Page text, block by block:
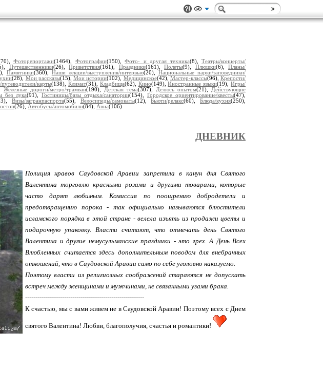
Фоторепортажи(1464), Фотографии(150), Фото- и другая техника(8), Театры/концерты/
Путешественники(26),Приветствия(161), Праздники(161),Полеты(9), Плюшки(6),Планы/
Памятники(360), Наши лекции/выступления/интервью(20), Национальные парки/заповедники/
(28), Мои рассказы(15), Мои истории(102), Медицинское(42), Мастер-классы(96), Крепости/
карты(138),Климат(31), Кладбища(62), Кино(149),Иностранные языки(19),Игры/
Железные дороги/метро/трамваи(190), Детская тема(307), Делюсь опытом(21), Действующие
без лука(91), Гостиницы/базы отдыха/санатории(154), Городское ориентирование/квесты(47),
Визы/загранпаспорта(55), Велосипеды/самокаты(12),Бьюти/релакс(60), Блюда/кухня(250),
(26), Автобусы/автомобили(84), Авиа(106)
ДНЕВНИК
Полиция нравов Саудовской Аравии запретила в канун дня Святого
Валентина торговлю красными розами и другими товарами, которые
часто дарят любимым. Комиссия по поощрению добродетели и
предотвращению порока - так официально называются блюстители
исламского порядка в этой стране - велела изъять из продажи цветы и
подарочную упаковку. Власти считают, что отмечать день Святого
Валентина и другие немусульманские праздники - это грех. А День Всех
Влюбленных считается здесь дополнительным поводом для внебрачных
отношений, что в Саудовской Аравии само по себе уголовно наказуемо.
Поэтому власти из религиозных соображений стараются не допускать
встреч между женщинами и мужчинами, не связанными узами брака.
----------------------------------------------------------
К счастью, мы с вами живем не в Саудовской Аравии! Поэтому всех с Днем
святого Валентина! Любви, благополучия, счастья и романтики!